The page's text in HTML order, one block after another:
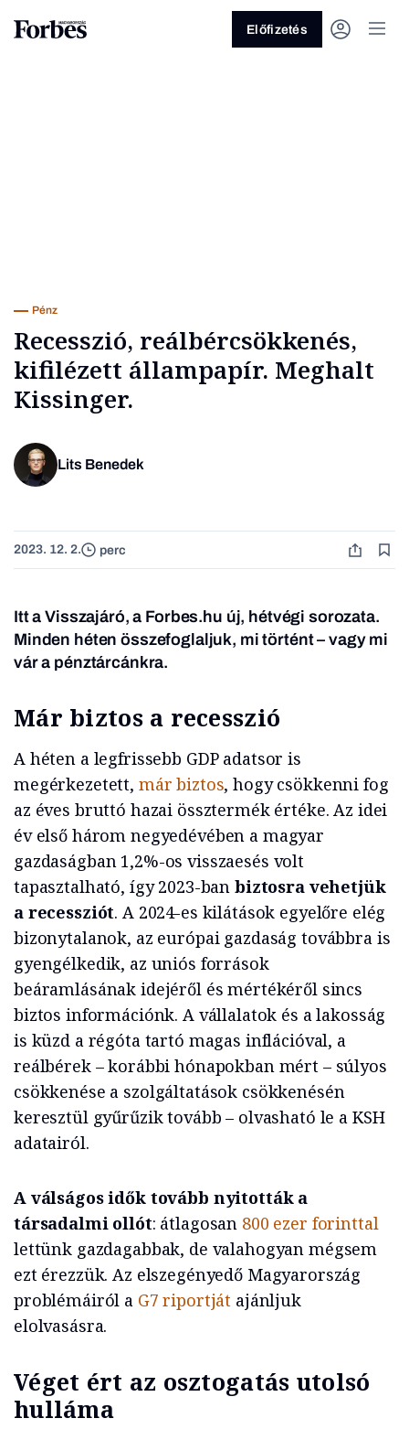
Előfizetés
Pénz
Recesszió, reálbércsökkenés,
kifilézett állampapír. Meghalt
Kissinger.
Lits Benedek
2023. 12. 2. perc
Itt a Visszajáró, a Forbes.hu új, hétvégi sorozata.
Minden héten összefoglaljuk, mi történt – vagy mi
vár a pénztárcánkra.
Már biztos a recesszió
A héten a legfrissebb GDP adatsor is
megérkezetett, már biztos, hogy csökkenni fog
az éves bruttó hazai össztermék értéke. Az idei
év első három negyedévében a magyar
gazdaságban 1,2%-os visszaesés volt
tapasztalható, így 2023-ban biztosra vehetjük
a recessziót. A 2024-es kilátások egyelőre elég
bizonytalanok, az európai gazdaság továbbra is
gyengélkedik, az uniós források
beáramlásának idejéről és mértékéről sincs
biztos információnk. A vállalatok és a lakosság
is küzd a régóta tartó magas inflációval, a
reálbérek – korábbi hónapokban mért – súlyos
csökkenése a szolgáltatások csökkenésén
keresztül gyűrűzik tovább – olvasható le a KSH
adatairól.
A válságos idők tovább nyitották a
társadalmi ollót: átlagosan 800 ezer forinttal
lettünk gazdagabbak, de valahogyan mégsem
ezt érezzük. Az elszegényedő Magyarország
problémáiról a G7 riportját ajánljuk
elolvasásra.
Véget ért az osztogatás utolsó
hulláma